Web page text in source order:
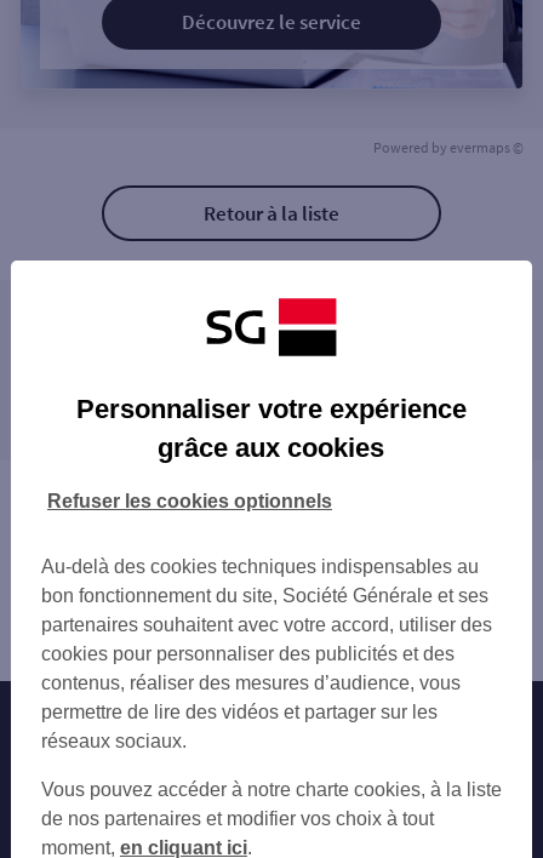
Découvrez le service
Powered by evermaps ©
Retour à la liste
Les distributeurs/automates à proximité
CERGY LE HAUT
CERGY 35 BD DE L EVASION
CERGY GRAND CENTRE
OSNY 2 BIS SQUARE DES ARTISTES
ANDRESY LES CHARVAUX
HOPITAL DE PONTOISE
PONTOISE
TRIEL SUR SEINE 159 RUE PAUL DOUMER
PONTOISE 9 RUE THIERS
PONTOISE THIERS
CERGY PONTOISE 3 PL DU PETIT MARTRO
PONTOISE LES LOUVRAIS
proximité
JOUY-LE-MOUTIER
OSNY
TRIEL-SUR-SEINE
CHANTELOUP-LES-VIGNES
ÉRAGNY
ANDRÉSY
SAINT-OUEN-L'AUMÔNE
VERNEUIL-SUR-SEINE
CONFLANS-SAINTE-HONORINE
CARRIÈRES-SOUS-POISSY
LES MUREAUX
Vous êtes ici : Accueil
Vauréal
Distributeur/automate VAUREAL
Nos engagements Nous contacter
Autres sites SG
Professionnels
Personnaliser votre expérience
grâce aux cookies
Au-delà des cookies techniques indispensables au
bon fonctionnement du site, Société Générale et ses
partenaires souhaitent avec votre accord, utiliser des
cookies pour personnaliser des publicités et des
contenus, réaliser des mesures d’audience, vous
permettre de lire des vidéos et partager sur les
réseaux sociaux.
Vous pouvez accéder à notre charte cookies, à la liste
de nos partenaires et modifier vos choix à tout
moment, en cliquant ici.
Refuser les cookies optionnels